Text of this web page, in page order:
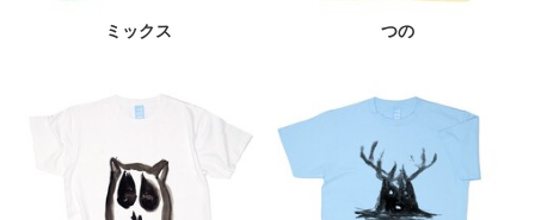
ミックス つの